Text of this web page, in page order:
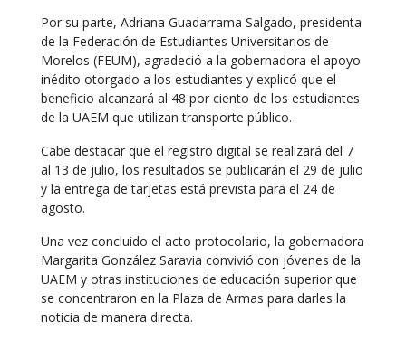
Por su parte, Adriana Guadarrama Salgado, presidenta
de la Federación de Estudiantes Universitarios de
Morelos (FEUM), agradeció a la gobernadora el apoyo
inédito otorgado a los estudiantes y explicó que el
beneficio alcanzará al 48 por ciento de los estudiantes
de la UAEM que utilizan transporte público.
Cabe destacar que el registro digital se realizará del 7
al 13 de julio, los resultados se publicarán el 29 de julio
y la entrega de tarjetas está prevista para el 24 de
agosto.
Una vez concluido el acto protocolario, la gobernadora
Margarita González Saravia convivió con jóvenes de la
UAEM y otras instituciones de educación superior que
se concentraron en la Plaza de Armas para darles la
noticia de manera directa.